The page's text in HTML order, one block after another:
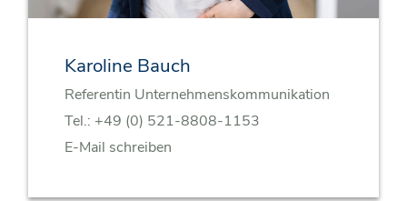
Karoline Bauch
Referentin Unternehmenskommunikation
Tel.: +49 (0) 521-8808-1153
E-Mail schreiben